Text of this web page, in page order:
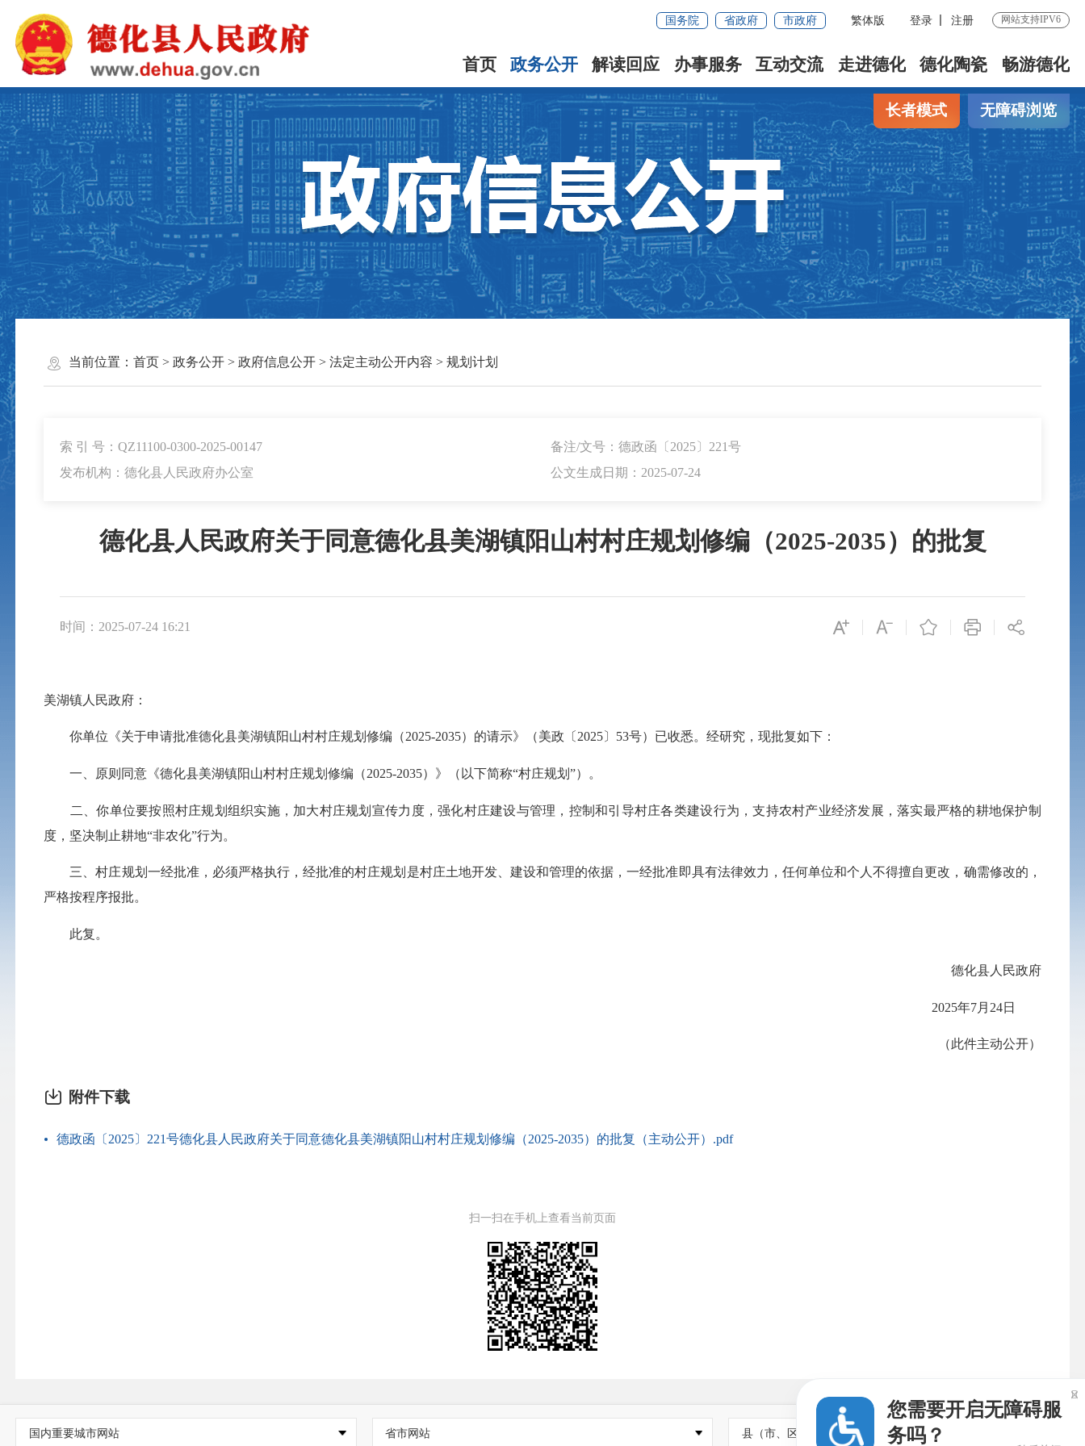
国务院 省政府 市政府 繁体版 登录 注册 网站支持IPV6
首页 政务公开 解读回应 办事服务 互动交流 走进德化 德化陶瓷 畅游德化
长者模式 无障碍浏览
当前位置： 首页> 政务公开> 政府信息公开> 法定主动公开内容 > 规划计划
索 引 号：QZ11100-0300-2025-00147
备注/文号：德政函〔2025〕221号
发布机构：德化县人民政府办公室
公文生成日期：2025-07-24
德化县人民政府关于同意德化县美湖镇阳山村村庄规划修编（2025-2035）的批复
时间：2025-07-24 16:21
美湖镇人民政府：
你单位《关于申请批准德化县美湖镇阳山村村庄规划修编（2025-2035）的请示》（美政〔2025〕53号）已收悉。经研究，现批复如下：
一、原则同意《德化县美湖镇阳山村村庄规划修编（2025-2035）》（以下简称“村庄规划”）。
二、你单位要按照村庄规划组织实施，加大村庄规划宣传力度，强化村庄建设与管理，控制和引导村庄各类建设行为，支持农村产业经济发展，落实最严格的耕地保护制
度，坚决制止耕地“非农化”行为。
三、村庄规划一经批准，必须严格执行，经批准的村庄规划是村庄土地开发、建设和管理的依据，一经批准即具有法律效力，任何单位和个人不得擅自更改，确需修改的，
严格按程序报批。
此复。
德化县人民政府
2025年7月24日
（此件主动公开）
附件下载
德政函〔2025〕221号德化县人民政府关于同意德化县美湖镇阳山村村庄规划修编（2025-2035）的批复（主动公开）.pdf
扫一扫在手机上查看当前页面
国内重要城市网站 省市网站 县（市、区）政府网站
您需要开启无障碍服
务吗？
